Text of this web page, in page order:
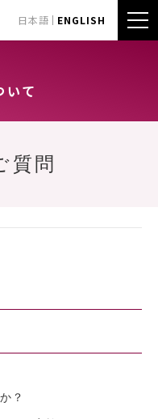
日本語 ENGLISH
いて
質問
？